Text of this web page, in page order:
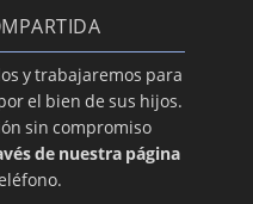
potestad y custodia
(PARTE I)
(PARTE II)
y trabajaremos para
el bien de sus hijos.
sin compromiso
de nuestra página